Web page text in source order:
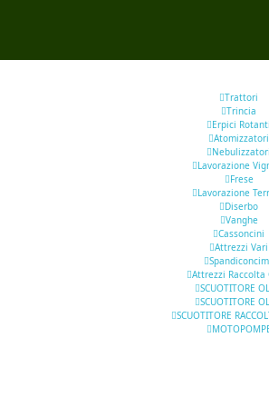
Trattori
Trincia
Erpici Rotanti
Atomizzatori
Nebulizzatori
Lavorazione
Frese
Lavorazione
Diserbo
Vanghe
Cassoncini
Attrezzi Vari
Attrezzi Raccolta
SCUOTITORE
SCUOTITORE
SCUOTITORE